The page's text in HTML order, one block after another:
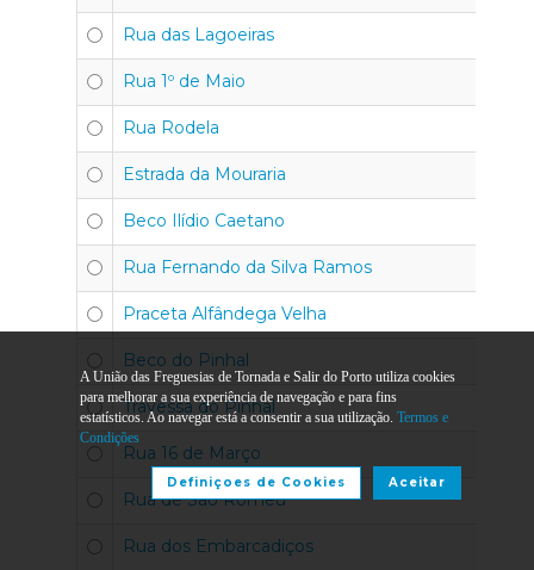
Rua das Lagoeiras
Rua 1º de Maio
Rua Rodela
Estrada da Mouraria
Beco Ilídio Caetano
Rua Fernando da Silva Ramos
Praceta Alfândega Velha
Beco do Pinhal
Travessa do Pinhal
Rua 16 de Março
Rua de São Romeu
Rua dos Embarcadiços
A União das Freguesias de Tornada e Salir do Porto utiliza cookies
para melhorar a sua experiência de navegação e para fins
estatísticos. Ao navegar está a consentir a sua utilização. Termos e
Condições
Aceitar
Definiçoes de Cookies